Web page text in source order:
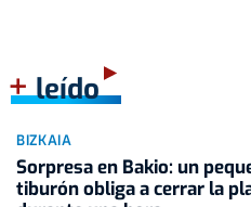
+leído
BIZKAIA
Sorpresa en Bakio: un
tiburón obliga a cerrar la